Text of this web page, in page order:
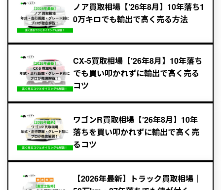
ノア買取相場【’26年8月】10年落ち1
0万キロでも輸出で高く売る方法
CX-5買取相場【’26年8月】10年落ち
でも買い叩かれずに輸出で高く売る
コツ
ワゴンR買取相場【’26年8月】10年
落ちを買い叩かれずに輸出で高く売
るコツ
【2026年最新】トラック買取相場｜